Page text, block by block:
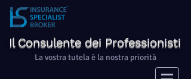
Il Consulente dei Professionisti
La vostra tutela è la nostra priorità